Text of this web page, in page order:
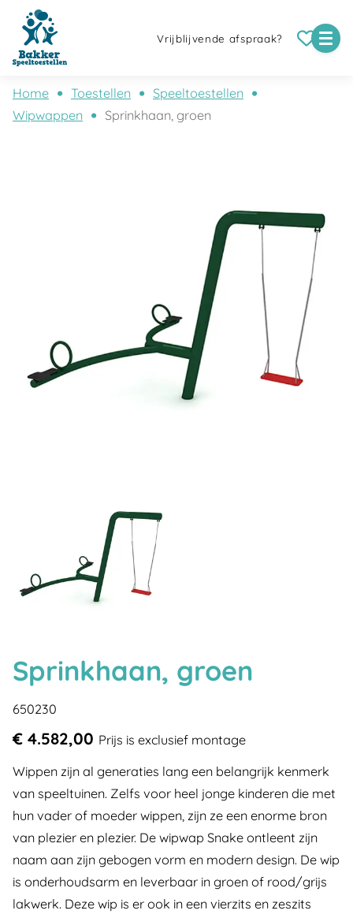
Vrijblijvende afspraak?
Home Toestellen
Speeltoestellen
Wipwappen
Sprinkhaan, groen
Sprinkhaan, groen
650230
€ 4.582,00 Prijs is exclusief montage
Wippen zijn al generaties lang een belangrijk kenmerk
van speeltuinen. Zelfs voor heel jonge kinderen die met
hun vader of moeder wippen, zijn ze een enorme bron
van plezier en plezier. De wipwap Snake ontleent zijn
naam aan zijn gebogen vorm en modern design. De wip
is onderhoudsarm en leverbaar in groen of rood/grijs
lakwerk. Deze wip is er ook in een vierzits en zeszits